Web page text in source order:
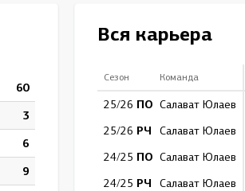
60
3
6
9
Вся карьера
Сезон Команда
25/26 ПО Салават Юлаев
25/26 РЧ Салават Юлаев
24/25 ПО Салават Юлаев
24/25 РЧ Салават Юлаев